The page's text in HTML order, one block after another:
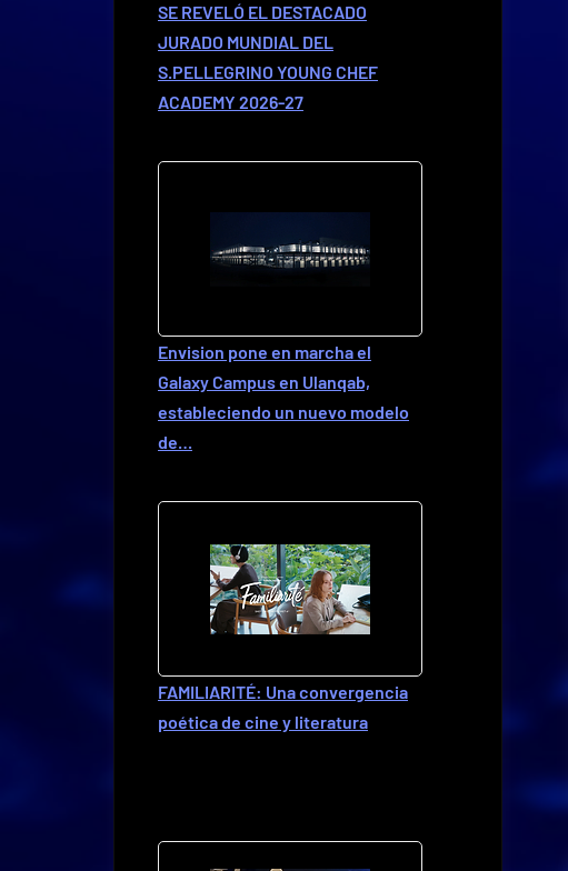
SE REVELÓ EL DESTACADO
JURADO MUNDIAL DEL
S.PELLEGRINO YOUNG CHEF
ACADEMY 2026-27
Envision pone en marcha el
Galaxy Campus en Ulanqab,
estableciendo un nuevo modelo
de…
FAMILIARITÉ: Una convergencia
poética de cine y literatura